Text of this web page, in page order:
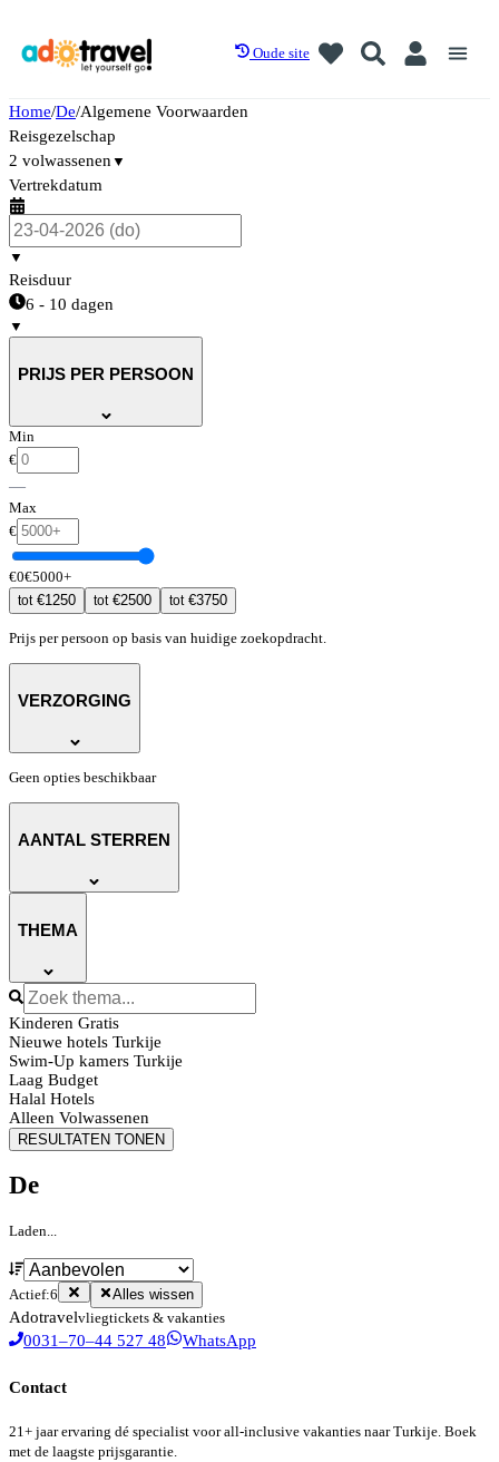
Oude site
Home/De/Algemene Voorwaarden
Reisgezelschap
2 volwassenen ▼
Vertrekdatum
▼
Reisduur
6 - 10 dagen
▼
PRIJS PER PERSOON
Min
€
—
Max
€
€0€5000+
tot€1250 tot€2500 tot€3750
Prijs per persoon op basis van huidige zoekopdracht.
VERZORGING
Geen opties beschikbaar
AANTAL STERREN
THEMA
Kinderen Gratis
Nieuwe hotels Turkije
Swim-Up kamers Turkije
Laag Budget
Halal Hotels
Alleen Volwassenen
RESULTATEN TONEN
De
Laden...
Actief:6 Alles wissen
Adotravelvliegtickets & vakanties
0031–70–44 527 48 WhatsApp
Contact
21+ jaar ervaring dé specialist voor all-inclusive vakanties naar Turkije. Boek
met de laagste prijsgarantie.